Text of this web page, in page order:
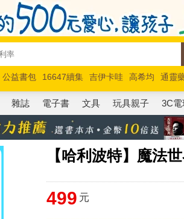
公益書包 16647續集 吉伊卡哇 高希均
通靈
馬斯克 玩具總動員5 超慢跑
雜誌 電子書 文具 玩具親子 3C電
【哈利波特】魔法
499 元